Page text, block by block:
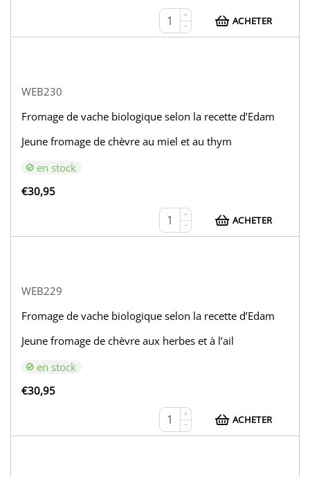
+
−
ACHETER
WEB230
Fromage de vache biologique selon la recette d’Edam
Jeune fromage de chèvre au miel et au thym
en stock
€30,95
+
−
ACHETER
WEB229
Fromage de vache biologique selon la recette d’Edam
Jeune fromage de chèvre aux herbes et à l’ail
en stock
€30,95
+
−
ACHETER